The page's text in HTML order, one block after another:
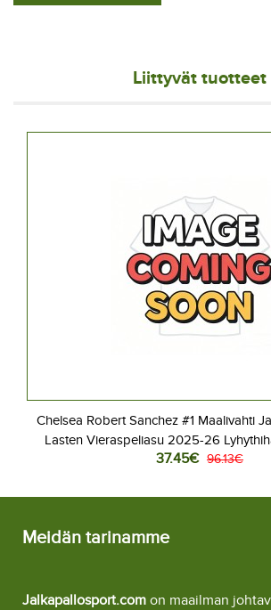
Liittyvät tuotteet
Chelsea Robert Sanchez #1 Maalivahti
Lasten Vieraspeliasu 2025-26
housut)
37.45€ 96.13€
Meidän tarinamme
Jalkapallosport.com on maailman